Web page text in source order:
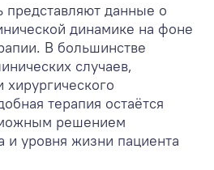
представляют данные о
динамике на фоне
В большинстве
случаев,
терапия остаётся
решением
и уровня жизни пациента